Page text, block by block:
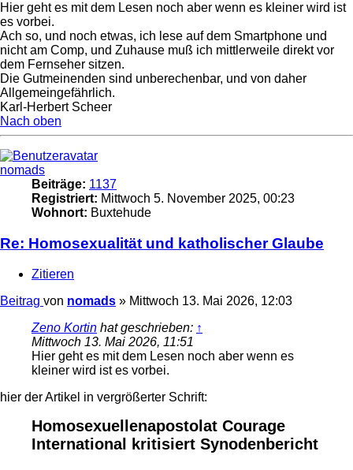
Hier geht es mit dem Lesen noch aber wenn es kleiner wird ist
es vorbei.
Ach so, und noch etwas, ich lese auf dem Smartphone und
nicht am Comp, und Zuhause muß ich mittlerweile direkt vor
dem Fernseher sitzen.
Die Gutmeinenden sind unberechenbar, und von daher
Allgemeingefährlich.
Karl-Herbert Scheer
Nach oben
nomads
Beiträge: 1137
Registriert: Mittwoch 5. November 2025, 00:23
Wohnort: Buxtehude
Re: Homosexualität und katholischer Glaube
Zitieren
Beitrag von nomads » Mittwoch 13. Mai 2026, 12:03
Zeno Kortin hat geschrieben: ↑
Mittwoch 13. Mai 2026, 11:51
Hier geht es mit dem Lesen noch aber wenn es
kleiner wird ist es vorbei.
hier der Artikel in vergrößerter Schrift:
Homosexuellenapostolat Courage
International kritisiert Synodenbericht